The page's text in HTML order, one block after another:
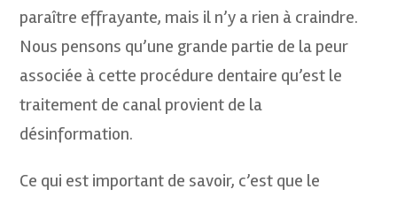
paraître effrayante, mais il n’y a rien à craindre.
Nous pensons qu’une grande partie de la peur
associée à cette procédure dentaire qu’est le
traitement de canal provient de la
désinformation.
Ce qui est important de savoir, c’est que le